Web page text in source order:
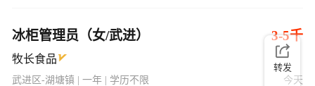
冰柜管理员（女/武进） 3-5千
牧长食品
武进区-湖塘镇 | 一年 | 学历不限 今天
转发